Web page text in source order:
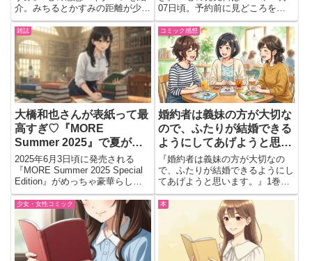
介。みちるとかすみの距離が少し
ずつ縮まる青春ラブコメの魅力
や、印象的だったやり取りを会話
形式で語ります。
07日頃。予約前に見どころを確
認したい人向け。KDパーク再訪
や真純の引っ越しなど癒やしの日
常展開が気になる最新巻を紹介。
雑誌
大橋和也さんが表紙って最
高すぎ♡『MORE
Summer 2025』で夏がも
っと楽しみになるかも！
2025年6月3日頃に発売される
『MORE Summer 2025 Special
Edition』がめっちゃ豪華らしい
よ！表紙には、なにわ男子の大橋
和也さんが登場するって聞いて、
それだけでテンション上がっちゃ
った♡ しかも、timeles...
コミック感想
婚約者は義妹の方が大切な
ので、ふたりが結婚できる
ようにしてあげようと思い
ます。（1）感想ネタバレ
｜静かな復讐が思った以上
に痛快だった
『婚約者は義妹の方が大切なの
で、ふたりが結婚できるようにし
てあげようと思います。』1巻の
感想をネタバレありで紹介。裏切
りから始まる復讐劇やテレンスと
の共闘、印象に残った場面を読後
目線で語ります。
少女・女性コミック 本